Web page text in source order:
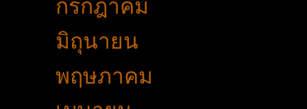
กรกฎาคม
มิถุนายน
พฤษภาคม